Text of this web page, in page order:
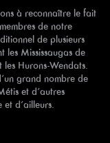
à reconnaître le fait
de notre
de plusieurs
les Mississaugas de
les Hurons-Wendats.
grand nombre de
et d’autres
et d’ailleurs.